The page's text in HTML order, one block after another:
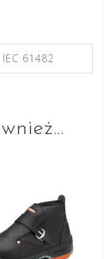
IEC 61482